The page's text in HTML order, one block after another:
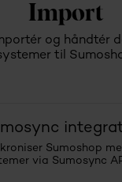
Import
og håndtér
til
Sumoshop
via Sumosync